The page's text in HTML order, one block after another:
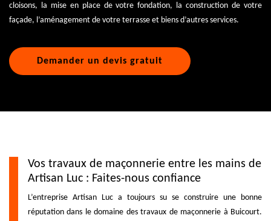
cloisons, la mise en place de votre fondation, la construction de votre
façade, l’aménagement de votre terrasse et biens d’autres services.
Demander un devis gratuit
Vos travaux de maçonnerie entre les mains de
Artisan Luc : Faites-nous confiance
L’entreprise Artisan Luc a toujours su se construire une bonne
réputation dans le domaine des travaux de maçonnerie à Buicourt.